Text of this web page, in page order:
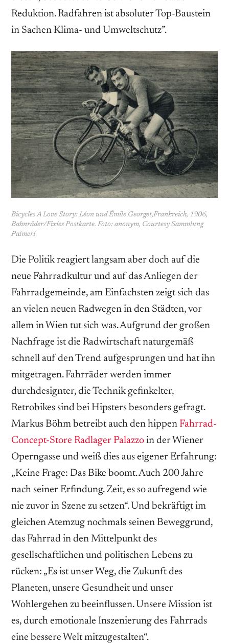
Reduktion. Radfahren ist absoluter Top-Baustein
in Sachen Klima- und Umweltschutz”.
Bicycles A Love Story: Léon und Émile Georget,Frankreich, 1906,
Bahnräder/Fixies Postkarte. Foto: anonym, Courtesy Sammlung
Palmeri
Die Politik reagiert langsam aber doch auf die
neue Fahrradkultur und auf das Anliegen der
Fahrradgemeinde, am Einfachsten zeigt sich das
an vielen neuen Radwegen in den Städten, vor
allem in Wien tut sich was. Aufgrund der großen
Nachfrage ist die Radwirtschaft naturgemäß
schnell auf den Trend aufgesprungen und hat ihn
mitgetragen. Fahrräder werden immer
durchdesignter, die Technik gefinkelter,
Retrobikes sind bei Hipsters besonders gefragt.
Markus Böhm betreibt auch den hippen Fahrrad-
Concept-Store Radlager Palazzo in der Wiener
Operngasse und weiß dies aus eigener Erfahrung:
„Keine Frage: Das Bike boomt. Auch 200 Jahre
nach seiner Erfindung. Zeit, es so aufregend wie
nie zuvor in Szene zu setzen“. Und bekräftigt im
gleichen Atemzug nochmals seinen Beweggrund,
das Fahrrad in den Mittelpunkt des
gesellschaftlichen und politischen Lebens zu
rücken: „Es ist unser Weg, die Zukunft des
Planeten, unsere Gesundheit und unser
Wohlergehen zu beeinflussen. Unsere Mission ist
es, durch emotionale Inszenierung des Fahrrads
eine bessere Welt mitzugestalten“.